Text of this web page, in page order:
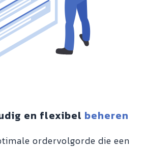
en flexibel beheren
ordervolgorde die een